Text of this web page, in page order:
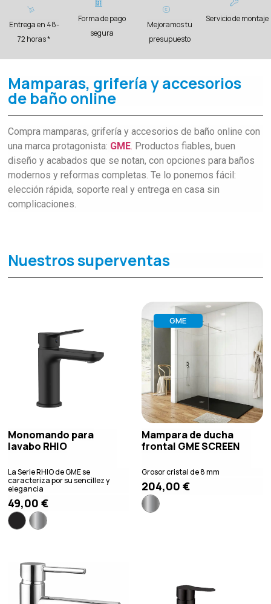
Entrega en 48-
72 horas *
Forma de pago
segura
Mejoramos tu
presupuesto
Servicio de montaje
Mamparas, grifería y accesorios
de baño online
Compra mamparas, grifería y accesorios de baño online con
una marca protagonista: GME. Productos fiables, buen
diseño y acabados que se notan, con opciones para baños
modernos y reformas completas. Te lo ponemos fácil:
elección rápida, soporte real y entrega en casa sin
complicaciones.
Nuestros superventas
Monomando para
lavabo RHIO
La Serie RHIO de GME se
caracteriza por su sencillez y
elegancia
49,00€
GME
Mampara de ducha
frontal GME SCREEN
Grosor cristal de 8 mm
204,00 €